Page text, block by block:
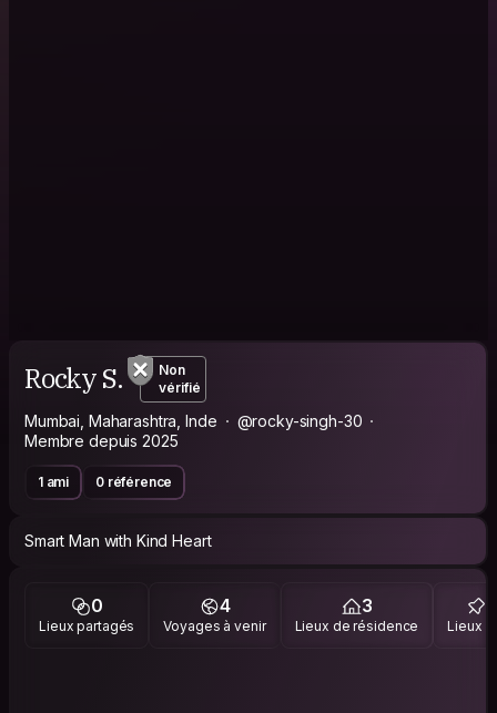
Rocky S.
Non
vérifié
Mumbai, Maharashtra, Inde
@rocky-singh-30
Membre depuis 2025
1 ami 0 référence
Smart Man with Kind Heart
0
Lieux partagés
4
Voyages à venir
3
Lieux de résidence Lieux